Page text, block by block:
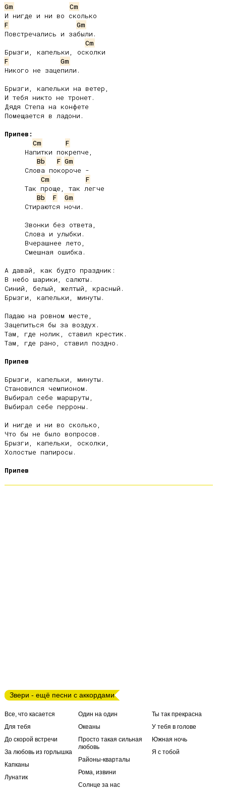
Gm
Cm
F
Gm
Повстречались и забыли.
Cm
F
Gm
Никого не зацепили.
Брызги, капельки на ветер,
И тебя никто не тронет.
Дядя Степа на конфете
Помещается в ладони.
Припев:
Cm
F
Bb
F Gm
Cm
F
Bb
F
Gm
А давай, как будто праздник:
В небо шарики, салюты.
Синий, белый, желтый, красный.
Брызги, капельки, минуты.
Падаю на ровном месте,
Зацепиться бы за воздух.
Там, где нолик, ставил крестик.
Там, где рано, ставил поздно.
Припев
Брызги, капельки, минуты.
Становился чемпионом.
Выбирал себе маршруты,
Выбирал себе перроны.
И нигде и ни во сколько,
Что бы не было вопросов.
Брызги, капельки, осколки,
Холостые папиросы.
Припев
Звери - ещё песни с аккордами
Все, что касается
Для тебя
До скорой встречи
За любовь из горлышка
Капканы
Лунатик
Один на один
Океаны
Просто такая сильная
любовь
Районы-кварталы
Рома, извини
Солнце за нас
Ты так прекрасна
У тебя в голове
Южная ночь
Я с тобой